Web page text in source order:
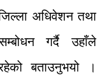
अधिवेशन तथा
गर्दै उहाँले
बताउनुभयो ।